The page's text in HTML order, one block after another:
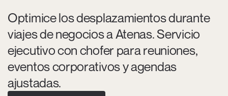
Optimice los desplazamientos durante
viajes de negocios a Atenas. Servicio
ejecutivo con chofer para reuniones,
eventos corporativos y agendas
ajustadas.